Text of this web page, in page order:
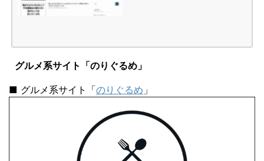
グルメ系サイト「のりぐるめ」
■ グルメ系サイト「のりぐるめ 」